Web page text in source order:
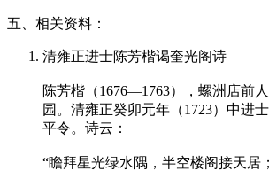
五、相关资料：
清雍正进士陈芳楷谒奎光阁诗
陈芳楷（1676—1763），螺洲店前
园。清雍正癸卯元年（1723）中进
平令。诗云：
“瞻拜星光绿水隅，半空楼阁接天居